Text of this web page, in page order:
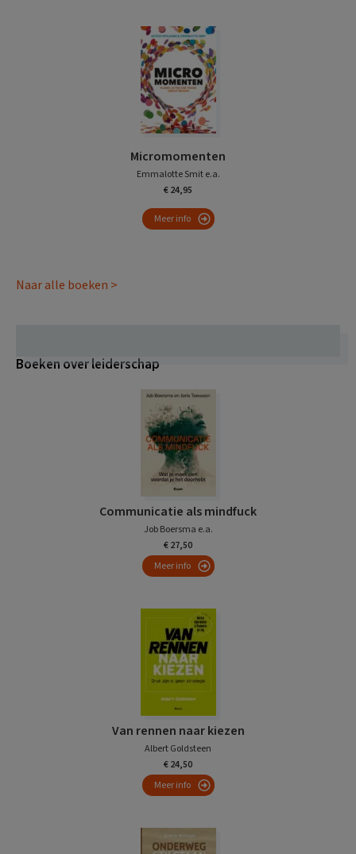
Micromomenten
Emmalotte Smit e.a.
€ 24,95
Meer info
Naar alle boeken >
Boeken over leiderschap
Communicatie als mindfuck
Job Boersma e.a.
€ 27,50
Meer info
Van rennen naar kiezen
Albert Goldsteen
€ 24,50
Meer info